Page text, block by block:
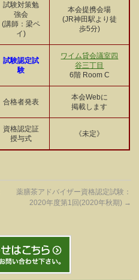
試験対策勉
強会
(講師：梁ペ
イ)
本会提携会場
(JR神田駅より徒
歩5分)
試験認定試
験
ワイム貸会議室四
谷三丁目
6階 Room C
合格者発表
本会Webに
掲載します
資格認定証
授与式
《未定》
薬膳茶アドバイザー資格認定試験：
2020年度第1回(2020年秋期) →